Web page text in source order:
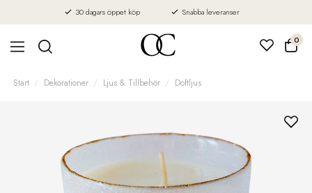
30 dagars öppet köp Snabba leveranser
0
Start Dekorationer Ljus & Tillbehör Doftljus